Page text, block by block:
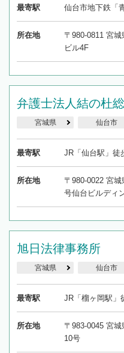
最寄駅 仙台市地下鉄「
所在地
〒980-0811 宮
ビル4F
弁護士法人結の杜
宮城県 仙台市
最寄駅 JR「仙台駅」徒
所在地
〒980-0022 宮
号仙台ビルディ
旭日法律事務所
宮城県 仙台市
最寄駅 JR「榴ヶ岡駅」
所在地
〒983-0045 宮
10号